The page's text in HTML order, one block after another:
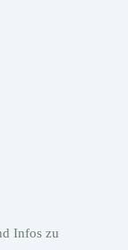
Infos zu